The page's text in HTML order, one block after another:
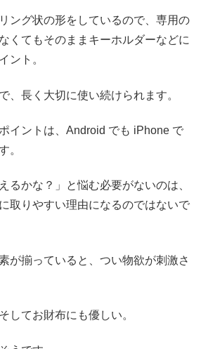
ング状の形をしているので、専用の
くてもそのままキーホルダーなどに
ント。
、長く大切に使い続けられます。
イントは、Android でも iPhone で
。
るかな？」と悩む必要がないのは、
取りやすい理由になるのではないで
が揃っていると、つい物欲が刺激さ
してお財布にも優しい。